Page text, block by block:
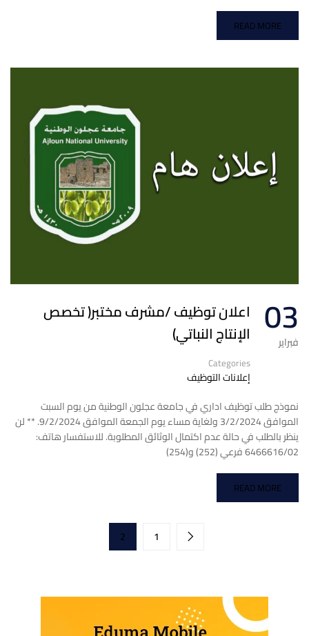
READ MORE
03
فبراير
اعلان توظيف /مشرف مختبر( تخصص
الإنتاج النباتي)
Categories
إعلانات التوظيف
نموذج طلب توظيف اداري في جامعة عجلون الوطنية من يوم السبت
الموافق 3/2/2024 ولغاية مساء يوم الجمعة الموافق 9/2/2024. ** لن
ينظر بالطلب في حالة عدم اكتمال الوثائق المطلوبة. للاستفسار هاتف:
6466616/02 فرعي (252) و(254)
READ MORE
1
2